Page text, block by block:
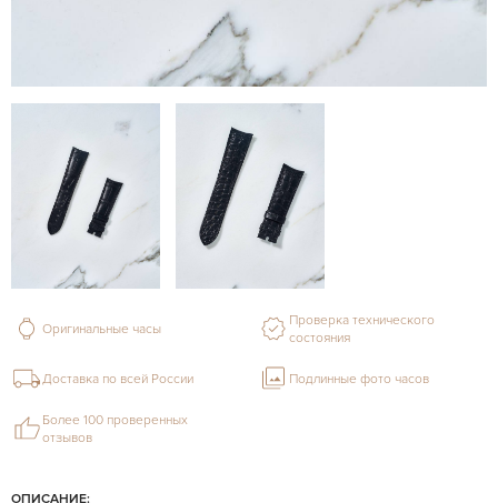
ОПИСАНИЕ:
Оригинальные часы
Проверка технического
состояния
Доставка по всей России Подлинные фото часов
Более 100 проверенных
отзывов